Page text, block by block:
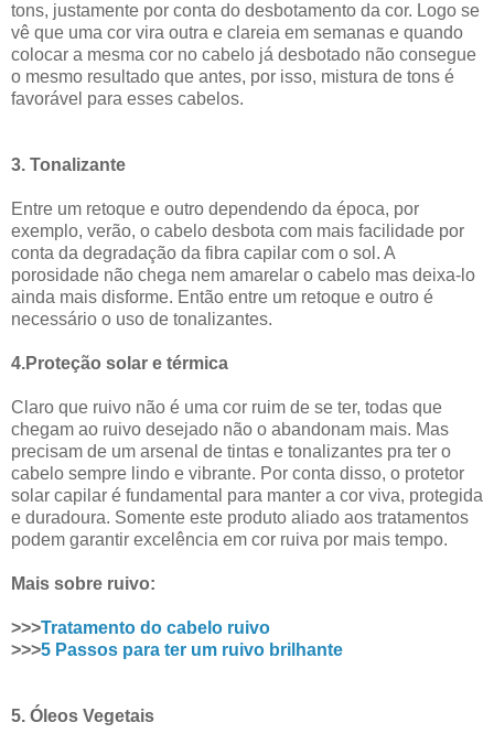
tons, justamente por conta do desbotamento da cor. Logo se
vê que uma cor vira outra e clareia em semanas e quando
colocar a mesma cor no cabelo já desbotado não consegue
o mesmo resultado que antes, por isso, mistura de tons é
favorável para esses cabelos.
3. Tonalizante
Entre um retoque e outro dependendo da época, por
exemplo, verão, o cabelo desbota com mais facilidade por
conta da degradação da fibra capilar com o sol. A
porosidade não chega nem amarelar o cabelo mas deixa-lo
ainda mais disforme. Então entre um retoque e outro é
necessário o uso de tonalizantes.
4.Proteção solar e térmica
Claro que ruivo não é uma cor ruim de se ter, todas que
chegam ao ruivo desejado não o abandonam mais. Mas
precisam de um arsenal de tintas e tonalizantes pra ter o
cabelo sempre lindo e vibrante. Por conta disso, o protetor
solar capilar é fundamental para manter a cor viva, protegida
e duradoura. Somente este produto aliado aos tratamentos
podem garantir excelência em cor ruiva por mais tempo.
Mais sobre ruivo:
>>>Tratamento do cabelo ruivo
>>>5 Passos para ter um ruivo brilhante
5. Óleos Vegetais